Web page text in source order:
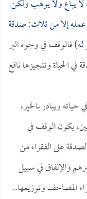
يباع ولا يوهب ولكن
عمله إلا من ثلاث: صدقة
) فالوقف في وجوه البر
الحياة وتنجيزها نافع
ويبادر بالخير،
يكون الوقف في
على الفقراء من
والإنفاق في سبيل
المصاحف وتوزيعها..